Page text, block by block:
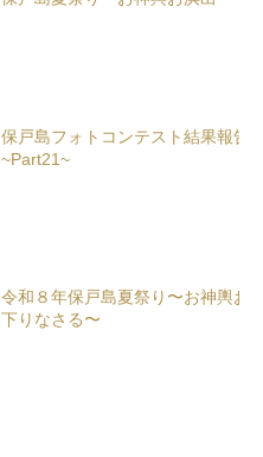
保戸島フォトコンテスト結果報告
~Part21~
令和８年保戸島夏祭り〜お神輿お
下りなさる〜